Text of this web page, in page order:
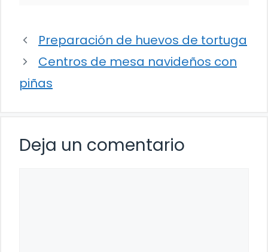
Preparación de huevos de tortuga
Centros de mesa navideños con
piñas
Deja un comentario